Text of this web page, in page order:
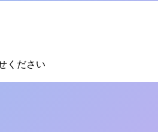
ください